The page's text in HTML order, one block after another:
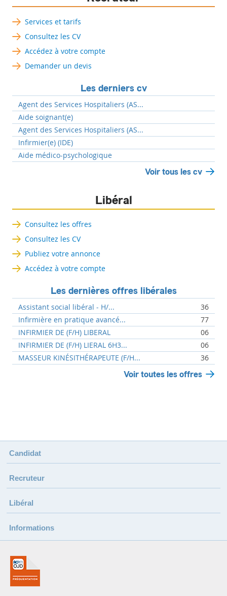
Services et tarifs
Consultez les CV
Accédez à votre compte
Demander un devis
Les derniers cv
Agent des Services Hospitaliers (AS...
Aide soignant(e)
Agent des Services Hospitaliers (AS...
Infirmier(e) (IDE)
Aide médico-psychologique
Voir tous les cv
Libéral
Consultez les offres
Consultez les CV
Publiez votre annonce
Accédez à votre compte
Les dernières offres libérales
Assistant social libéral - H/...
36
Infirmière en pratique avancé...
77
INFIRMIER DE (F/H) LIBERAL
06
INFIRMIER DE (F/H) LIERAL 6H3...
06
MASSEUR KINÉSITHÉRAPEUTE (F/H...
36
Voir toutes les offres
Candidat
Recruteur
Libéral
Informations